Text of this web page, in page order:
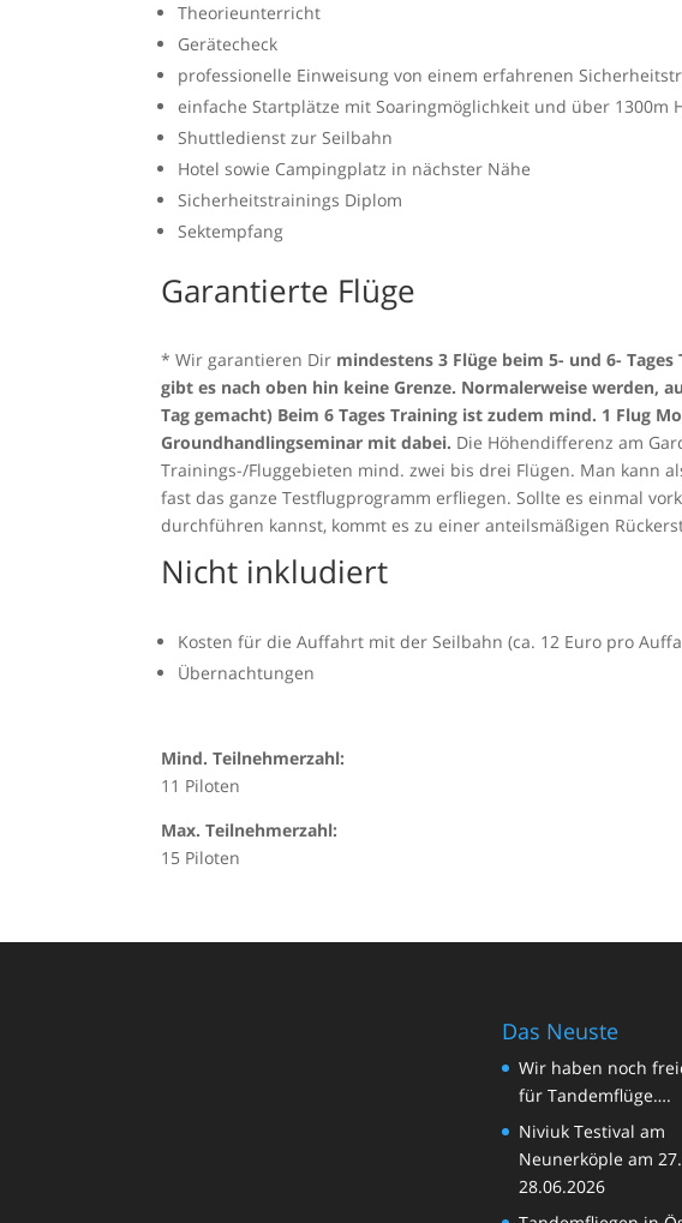
Theorieunterricht
Gerätecheck
professionelle Einweisung von einem erfahrenen
einfache Startplätze mit Soaringmöglichkeit und über 1300m
Shuttledienst zur Seilbahn
Hotel sowie Campingplatz in nächster Nähe
Sicherheitstrainings Diplom
Sektempfang
Garantierte Flüge
* Wir garantieren Dir mindestens 3 Flüge beim 5- und 6-
gibt es nach oben hin keine Grenze. Normalerweise werden,
Tag gemacht) Beim 6 Tages Training ist zudem mind. 1 Flug
Groundhandlingseminar mit dabei. Die Höhendifferenz am
Trainings-/Fluggebieten mind. zwei bis drei Flügen. Man kann
fast das ganze Testflugprogramm erfliegen. Sollte es einmal
durchführen kannst, kommt es zu einer anteilsmäßigen
Nicht inkludiert
Kosten für die Auffahrt mit der Seilbahn (ca. 12 Euro pro
Übernachtungen
Mind. Teilnehmerzahl:
11 Piloten
Max. Teilnehmerzahl:
15 Piloten
Das Neuste
Wir haben noch
für Tandemflüge….
Niviuk Testival am
Neunerköple am
28.06.2026